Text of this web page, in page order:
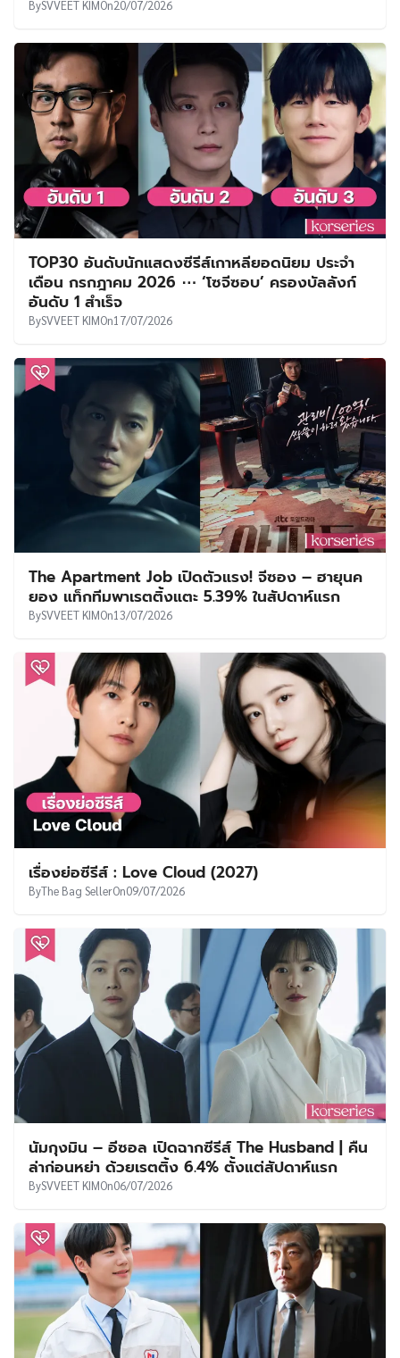
BySVVEET KIMOn20/07/2026
TOP30 อันดับนักแสดงซีรีส์เกาหลียอดนิยม ประจำ
เดือน กรกฎาคม 2026 ⋯ ‘โซจีซอบ’ ครองบัลลังก์
อันดับ 1 สำเร็จ
BySVVEET KIMOn17/07/2026
The Apartment Job เปิดตัวแรง! จีซอง – ฮายุนค
ยอง แท็กทีมพาเรตติ้งแตะ 5.39% ในสัปดาห์แรก
BySVVEET KIMOn13/07/2026
เรื่องย่อซีรีส์ : Love Cloud (2027)
ByThe Bag SellerOn09/07/2026
นัมกุงมิน – อีซอล เปิดฉากซีรีส์ The Husband | คืน
ล่าก่อนหย่า ด้วยเรตติ้ง 6.4% ตั้งแต่สัปดาห์แรก
BySVVEET KIMOn06/07/2026